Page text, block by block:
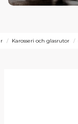
Karosseri och glasrutor